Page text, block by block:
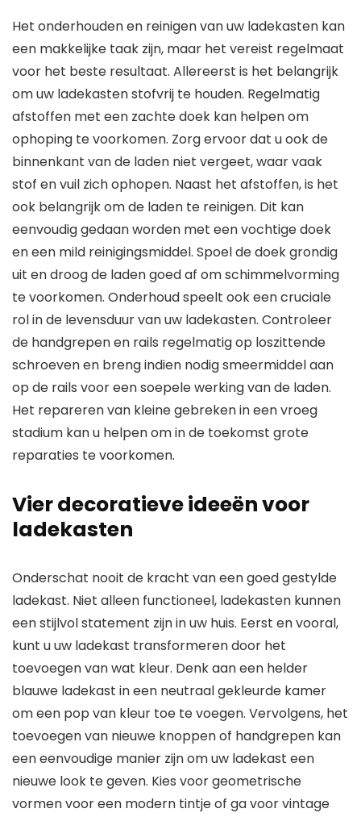
Het onderhouden en reinigen van uw ladekasten kan
een makkelijke taak zijn, maar het vereist regelmaat
voor het beste resultaat. Allereerst is het belangrijk
om uw ladekasten stofvrij te houden. Regelmatig
afstoffen met een zachte doek kan helpen om
ophoping te voorkomen. Zorg ervoor dat u ook de
binnenkant van de laden niet vergeet, waar vaak
stof en vuil zich ophopen. Naast het afstoffen, is het
ook belangrijk om de laden te reinigen. Dit kan
eenvoudig gedaan worden met een vochtige doek
en een mild reinigingsmiddel. Spoel de doek grondig
uit en droog de laden goed af om schimmelvorming
te voorkomen. Onderhoud speelt ook een cruciale
rol in de levensduur van uw ladekasten. Controleer
de handgrepen en rails regelmatig op loszittende
schroeven en breng indien nodig smeermiddel aan
op de rails voor een soepele werking van de laden.
Het repareren van kleine gebreken in een vroeg
stadium kan u helpen om in de toekomst grote
reparaties te voorkomen.
Vier decoratieve ideeën voor
ladekasten
Onderschat nooit de kracht van een goed gestylde
ladekast. Niet alleen functioneel, ladekasten kunnen
een stijlvol statement zijn in uw huis. Eerst en vooral,
kunt u uw ladekast transformeren door het
toevoegen van wat kleur. Denk aan een helder
blauwe ladekast in een neutraal gekleurde kamer
om een pop van kleur toe te voegen. Vervolgens, het
toevoegen van nieuwe knoppen of handgrepen kan
een eenvoudige manier zijn om uw ladekast een
nieuwe look te geven. Kies voor geometrische
vormen voor een modern tintje of ga voor vintage